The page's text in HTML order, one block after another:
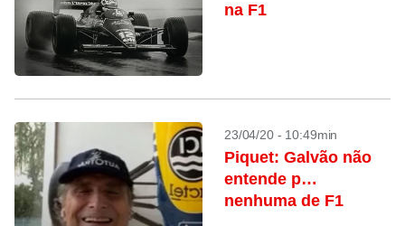
na F1
23/04/20 - 10:49min
Piquet: Galvão não
entende p…
nenhuma de F1